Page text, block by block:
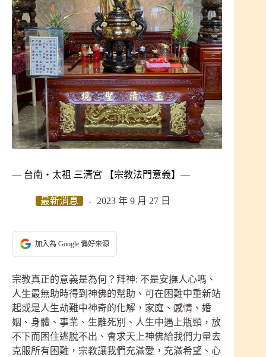
— 台南‧太祖 三清宮 【宗教法門意義】—
最新消息 2023 年 9 月 27 日
加入為 Google 偏好來源
宗教真正的意義是為何？拜神: 不是安撫人心嗎、
人生最無助時得到神佛的幫助、可在困難中重新站
起或是人生劫難中神奇的化解，家庭、感情、婚
姻、身體、事業、生離死別、人生中遇上瓶頸，放
不下而困住逃脫不出、會求天上神佛給我們力量去
克服所有困難，宗教讓我們充滿愛，充滿希望、心